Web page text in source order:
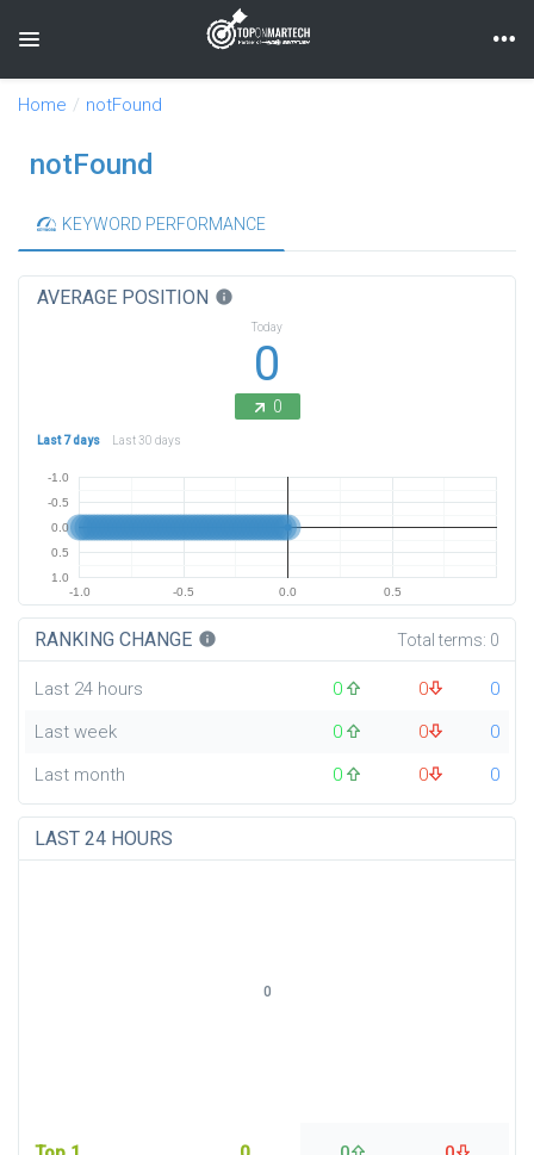
Toggle navigation
Home notFound
notFound
KEYWORD PERFORMANCE
AVERAGE POSITION info
Today
0
0
Last 7 days Last 30 days
-1.0 -0.5 0.0 0.5
-1.0
-0.5
0.0
0.5
1.0
RANKING CHANGE info Total terms: 0
Last 24 hours 0 0
0
Last week
0 0
0
Last month
0 0 0
LAST 24 HOURS
0